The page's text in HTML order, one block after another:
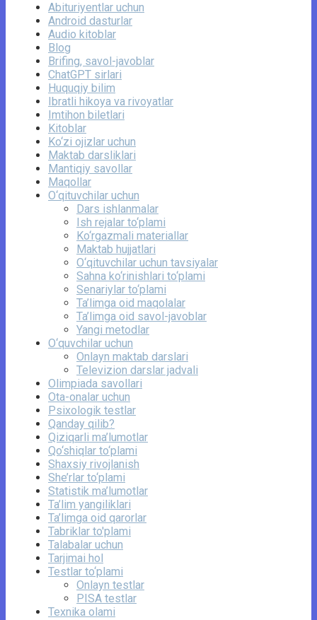
Abituriyentlar uchun
Android dasturlar
Audio kitoblar
Blog
Brifing, savol-javoblar
ChatGPT sirlari
Huquqiy bilim
Ibratli hikoya va rivoyatlar
Imtihon biletlari
Kitoblar
Ko‘zi ojizlar uchun
Maktab darsliklari
Mantiqiy savollar
Maqollar
O‘qituvchilar uchun
Dars ishlanmalar
Ish rejalar to‘plami
Ko‘rgazmali materiallar
Maktab hujjatlari
O‘qituvchilar uchun tavsiyalar
Sahna ko‘rinishlari to‘plami
Senariylar to‘plami
Ta’limga oid maqolalar
Ta’limga oid savol-javoblar
Yangi metodlar
O‘quvchilar uchun
Onlayn maktab darslari
Televizion darslar jadvali
Olimpiada savollari
Ota-onalar uchun
Psixologik testlar
Qanday qilib?
Qiziqarli ma’lumotlar
Qo‘shiqlar to‘plami
Shaxsiy rivojlanish
She’rlar to‘plami
Statistik ma’lumotlar
Ta’lim yangiliklari
Ta’limga oid qarorlar
Tabriklar to'plami
Talabalar uchun
Tarjimai hol
Testlar to‘plami
Onlayn testlar
PISA testlar
Texnika olami